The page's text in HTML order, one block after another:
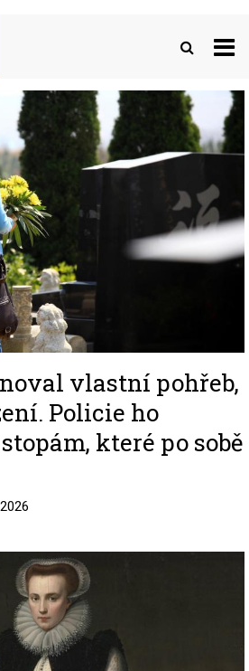
vlastní pohřeb,
Policie ho
které po sobě